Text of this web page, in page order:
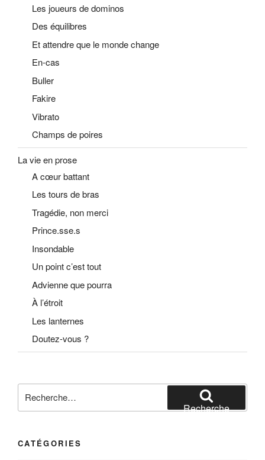
Les joueurs de dominos
Des équilibres
Et attendre que le monde change
En-cas
Buller
Fakire
Vibrato
Champs de poires
La vie en prose
A cœur battant
Les tours de bras
Tragédie, non merci
Prince.sse.s
Insondable
Un point c’est tout
Advienne que pourra
À l’étroit
Les lanternes
Doutez-vous ?
pour
Recherche
CATÉGORIES